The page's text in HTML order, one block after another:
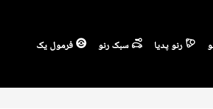
رنو پدیا سبک رنو فرمول یک